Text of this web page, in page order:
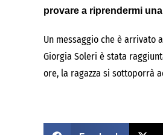
provare a riprendermi
Un messaggio che è arrivato
Giorgia Soleri è stata
ore, la ragazza si sottoporrà